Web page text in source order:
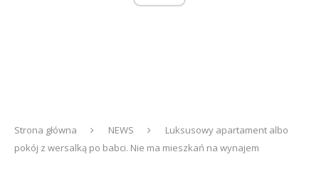
Strona główna NEWS
Luksusowy apartament albo
pokój z wersalką po babci. Nie ma mieszkań na wynajem